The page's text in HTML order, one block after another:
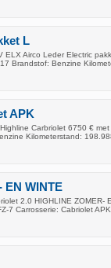
L
ELX Airco Leder Electric
Brandstof: Benzine
APK
Carbriolet 6750 € met
Kilometerstand:
EN WINTE
2.0 HIGHLINE ZOMER-
7 Carrosserie: Cabriolet